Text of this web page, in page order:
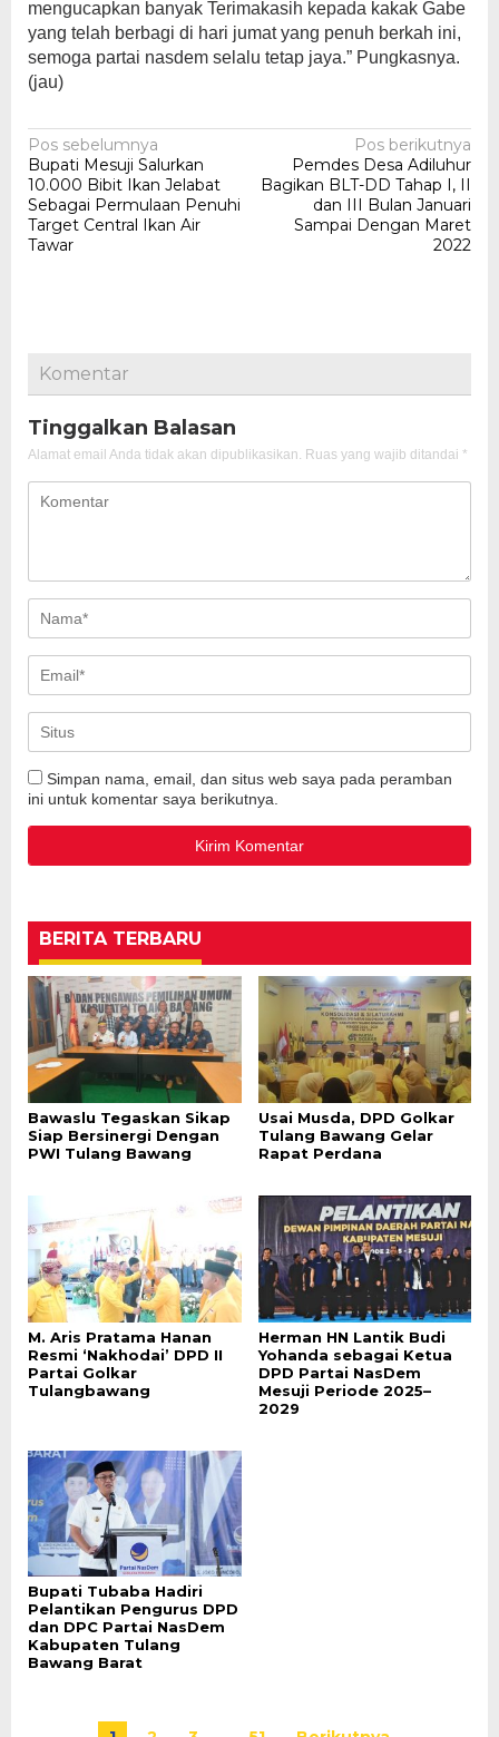
mengucapkan banyak Terimakasih kepada kakak Gabe
yang telah berbagi di hari jumat yang penuh berkah ini,
semoga partai nasdem selalu tetap jaya.” Pungkasnya.
(jau)
Navigasi
pos
Pos sebelumnya
Bupati Mesuji Salurkan
10.000 Bibit Ikan Jelabat
Sebagai Permulaan Penuhi
Target Central Ikan Air
Tawar
Pos berikutnya
Pemdes Desa Adiluhur
Bagikan BLT-DD Tahap I, II
dan III Bulan Januari
Sampai Dengan Maret
2022
Komentar
Tinggalkan Balasan
Alamat email Anda tidak akan dipublikasikan. Ruas yang wajib ditandai *
Simpan nama, email, dan situs web saya pada peramban
ini untuk komentar saya berikutnya.
BERITA TERBARU
Bawaslu Tegaskan Sikap
Siap Bersinergi Dengan
PWI Tulang Bawang
Usai Musda, DPD Golkar
Tulang Bawang Gelar
Rapat Perdana
M. Aris Pratama Hanan
Resmi ‘Nakhodai’ DPD II
Partai Golkar
Tulangbawang
Herman HN Lantik Budi
Yohanda sebagai Ketua
DPD Partai NasDem
Mesuji Periode 2025–
2029
Bupati Tubaba Hadiri
Pelantikan Pengurus DPD
dan DPC Partai NasDem
Kabupaten Tulang
Bawang Barat